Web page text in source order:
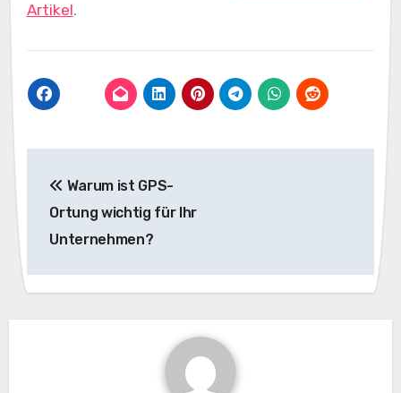
Artikel.
Warum ist GPS-
Ortung wichtig für Ihr
Unternehmen?